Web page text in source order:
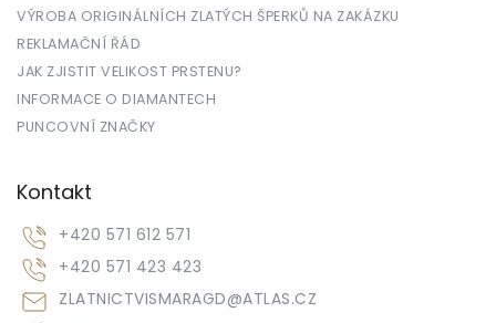
VÝROBA ORIGINÁLNÍCH ZLATÝCH ŠPERKŮ NA ZAKÁZKU
REKLAMAČNÍ ŘÁD
JAK ZJISTIT VELIKOST PRSTENU?
INFORMACE O DIAMANTECH
PUNCOVNÍ ZNAČKY
Kontakt
ZLATNICTVISMARAGD@ATLAS.CZ
+420 571 612 571
+420 571 423 423